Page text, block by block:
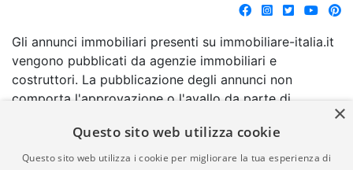
Gli annunci immobiliari presenti su immobiliare-italia.it
vengono pubblicati da agenzie immobiliari e
costruttori. La pubblicazione degli annunci non
comporta l'approvazione o l'avallo da parte di
garanzia da parte di quest'ultima. immobiliare-italia.it
quindi non è responsabile della veridicità, della
×
Questo sito web utilizza cookie
Questo sito web utilizza i cookie per migliorare la tua esperienza di